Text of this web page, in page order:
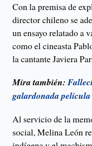
Con la premisa de
director chileno se
un ensayo relatado a
como el cineasta
la cantante Javiera
Mira también:
galardonada
Al servicio de la
social, Melina León